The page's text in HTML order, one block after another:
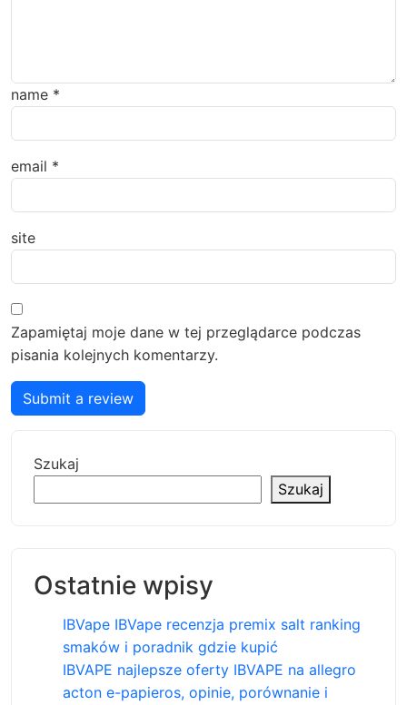
name *
email *
site
Zapamiętaj moje dane w tej przeglądarce podczas
pisania kolejnych komentarzy.
Submit a review
Szukaj
Szukaj
Ostatnie wpisy
IBVape IBVape recenzja premix salt ranking
smaków i poradnik gdzie kupić
IBVAPE najlepsze oferty IBVAPE na allegro
acton e-papieros, opinie, porównanie i